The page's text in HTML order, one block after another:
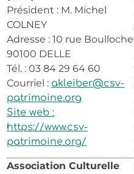
Président : M. Michel
COLNEY
Adresse : 10 rue Boulloche
90100 DELLE
Tél. : 03 84 29 64 60
Courriel : akleiber@csv-
patrimoine.org
Site web :
https://www.csv-
patrimoine.org/
Association Culturelle